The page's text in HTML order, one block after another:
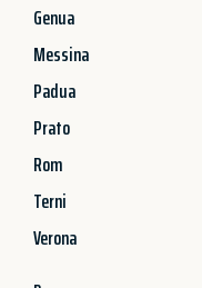
Genua
Messina
Padua
Prato
Rom
Terni
Verona